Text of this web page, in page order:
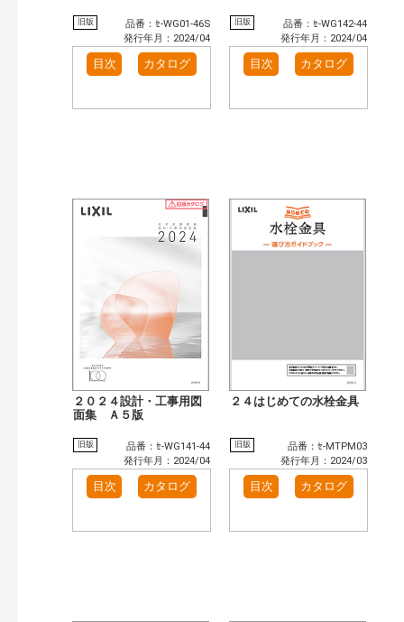
旧版
品番：ｾ-WG01-46S
発行年月：2024/04
目次 カタログ
旧版
品番：ｾ-WG142-44
発行年月：2024/04
目次 カタログ
２０２４設計・工事用図
面集 Ａ５版
旧版
品番：ｾ-WG141-44
発行年月：2024/04
目次 カタログ
２４はじめての水栓金具
旧版
品番：ｾ-MTPM03
発行年月：2024/03
目次 カタログ